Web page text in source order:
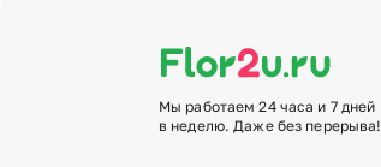
Мы работаем 24 часа и 7 дней
в неделю. Даже без перерыва!